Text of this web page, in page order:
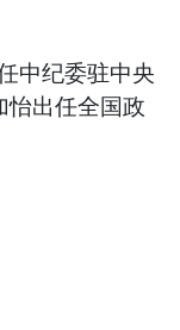
中纪委驻中央
出任全国政